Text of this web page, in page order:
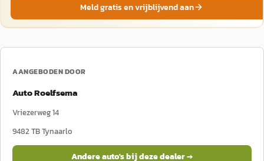
Meld gratis en vrijblijvend aan
AANGEBODEN DOOR
Auto Roelfsema
Vriezerweg 14
9482 TBTynaarlo
Andere auto's bij deze dealer →